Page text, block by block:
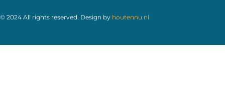
© 2024 All rights reserved. Design by houtennu.nl